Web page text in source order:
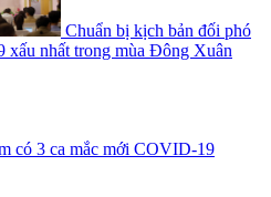
Chuẩn bị kịch bản đối phó
nhất trong mùa Đông Xuân
có 3 ca mắc mới COVID-19